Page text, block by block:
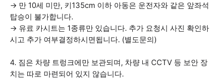
→ 만 10세 미만, 키135cm 이하 아동은 운전자와 같은 앞좌석
탑승이 불가합니다.
→ 유료 카시트는 1종류만 있습니다. 추가 요청시 사진 확인하
시고 추가 여부결정하시면됩니다. (별도문의)
4. 짐은 차량 트렁크에만 보관되며, 차량 내 CCTV 등 보안 장
치는 따로 마련되어 있지 않습니다.